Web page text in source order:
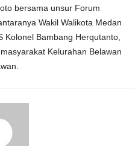
bersama unsur Forum
Wakil Walikota Medan
Kolonel Bambang Herqutanto,
Kelurahan Belawan